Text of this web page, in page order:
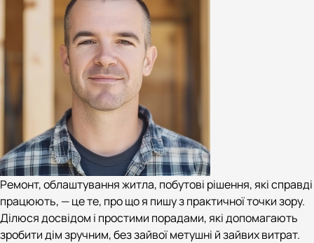
Ремонт, облаштування житла, побутові рішення, які справді
працюють, — це те, про що я пишу з практичної точки зору.
Ділюся досвідом і простими порадами, які допомагають
зробити дім зручним, без зайвої метушні й зайвих витрат.